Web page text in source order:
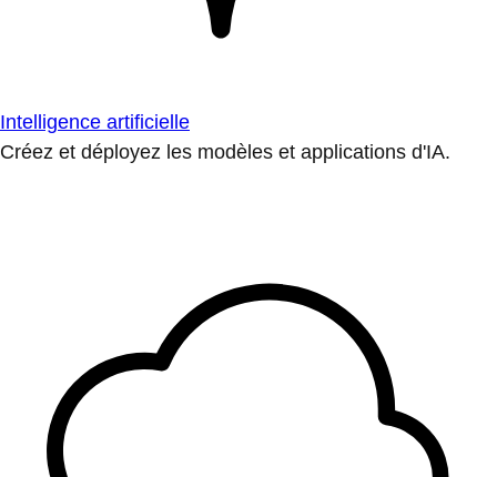
Intelligence artificielle
Créez et déployez les modèles et applications d'IA.